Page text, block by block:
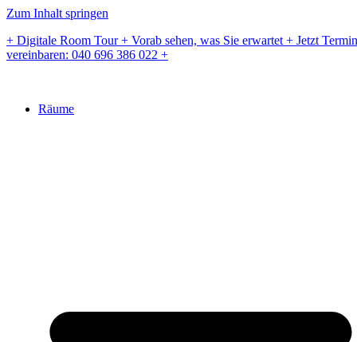
Zum Inhalt springen
+ Digitale Room Tour + Vorab sehen, was Sie erwartet + Jetzt Termin
vereinbaren: 040 696 386 022 +
Räume